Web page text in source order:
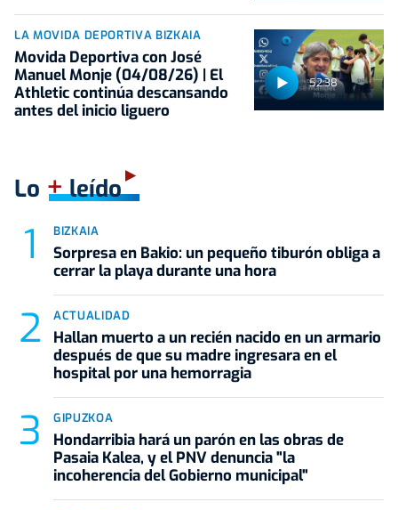
52:38
LA MOVIDA DEPORTIVA BIZKAIA
Movida Deportiva con José
Manuel Monje (04/08/26) | El
Athletic continúa descansando
antes del inicio liguero
Lo +leído
BIZKAIA
Sorpresa en Bakio: un pequeño tiburón obliga a
cerrar la playa durante una hora
ACTUALIDAD
Hallan muerto a un recién nacido en un armario
después de que su madre ingresara en el
hospital por una hemorragia
GIPUZKOA
Hondarribia hará un parón en las obras de
Pasaia Kalea, y el PNV denuncia "la
incoherencia del Gobierno municipal"